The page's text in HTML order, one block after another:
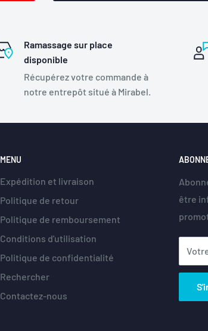
Ramassage sur place
disponible
Récupérez votre commande à
notre entrepôt situé à Mirabel.
MENU
Expédition et livraison
Politique de retour
Politique de remboursement
Conditions d'utilisation
Politique de confidentialité
Rechercher
Contactez-nous
être